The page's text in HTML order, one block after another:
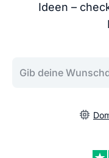
Ideen –